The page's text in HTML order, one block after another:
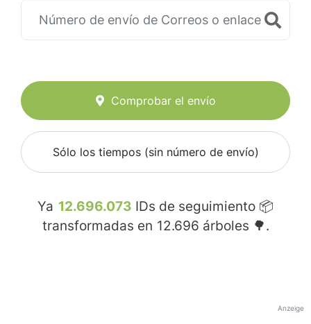
Comprobar el envío
Sólo los tiempos (sin número de envío)
Ya 12.696.073 IDs de seguimiento 📦
transformadas en 12.696 árboles 🌳.
Anzeige